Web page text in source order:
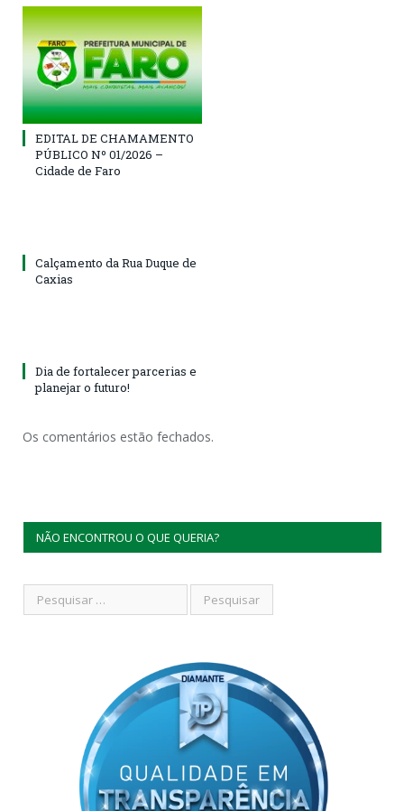
EDITAL DE CHAMAMENTO
PÚBLICO Nº 01/2026 –
Cidade de Faro
Calçamento da Rua Duque de
Caxias
Dia de fortalecer parcerias e
planejar o futuro!
Os comentários estão fechados.
NÃO ENCONTROU O QUE QUERIA?